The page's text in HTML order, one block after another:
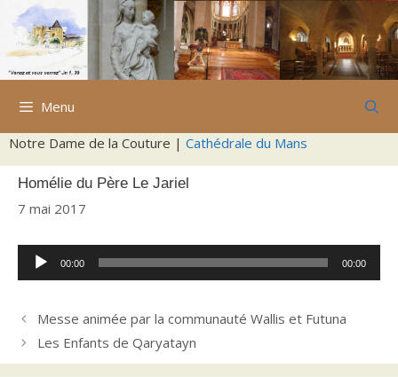
Aller
contenu
Menu
Notre Dame de la Couture | Cathédrale du Mans
Homélie du Père Le Jariel
7 mai 2017
Lecteur
audio
00:00 00:00
Messe animée par la communauté Wallis et Futuna
Les Enfants de Qaryatayn